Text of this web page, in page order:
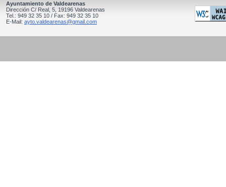
Ayuntamiento de Valdearenas
Dirección C/ Real, 5, 19196 Valdearenas
Tel.: 949 32 35 10 / Fax: 949 32 35 10
E-Mail: ayto.valdearenas@gmail.com